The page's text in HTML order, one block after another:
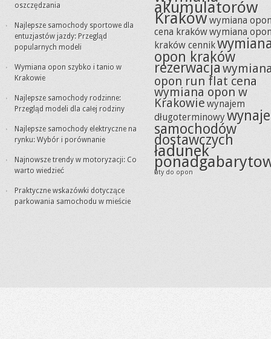
oszczędzania
Najlepsze samochody sportowe dla
entuzjastów jazdy: Przegląd
popularnych modeli
Wymiana opon szybko i tanio w
Krakowie
Najlepsze samochody rodzinne:
Przegląd modeli dla całej rodziny
Najlepsze samochody elektryczne na
rynku: Wybór i porównanie
Najnowsze trendy w motoryzacji: Co
warto wiedzieć
Praktyczne wskazówki dotyczące
parkowania samochodu w mieście
akumulatorów
Krakówwymiana
cena krakówwymiana
kraków cennik
opon kraków
rezerwacja
opon run flat cena
wymiana opon w
Krakowiewynajem
długoterminowy
samochodów
dostawczych
ładunek
łaty do opon